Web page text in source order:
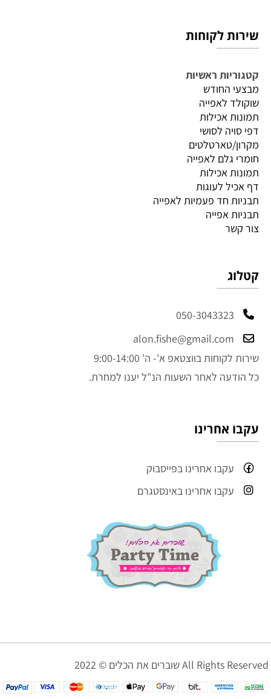
שירות לקוחות
קטגוריות ראשיות
מבצעי החודש
שוקולד לאפייה
תמונות אכילות
דפי סויה לסושי
מקרון/טארטלטים
חומרי גלם לאפייה
תמונות אכילות
דף אכיל לעוגות
תבניות חד פעמיות לאפייה
תבניות אפייה
צור קשר
קטלוג
050-3043323
alon.fishe@gmail.com
שירות לקוחות בווצטאפ א'- ה' 9:00-14:00
כל הודעה לאחר השעות הנ"ל יענו למחרת.
עקבו אחרינו
עקבו אחרינו בפייסבוק
עקבו אחרינו באינסטגרם
שוברים את הכלים © 2022 All Rights Reserved